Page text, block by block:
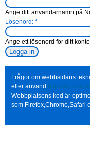
Ange ditt användarnamn på
Lösenord: *
Ange ett lösenord för ditt
Frågor om webbsidans
eller använd http://
Webbplatsens kod är
som Firefox,Chrome,Safari